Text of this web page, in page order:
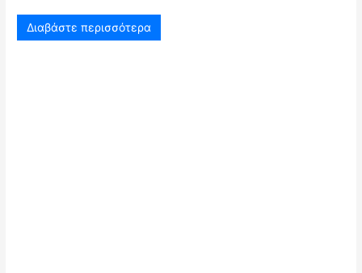
Διαβάστε περισσότερα